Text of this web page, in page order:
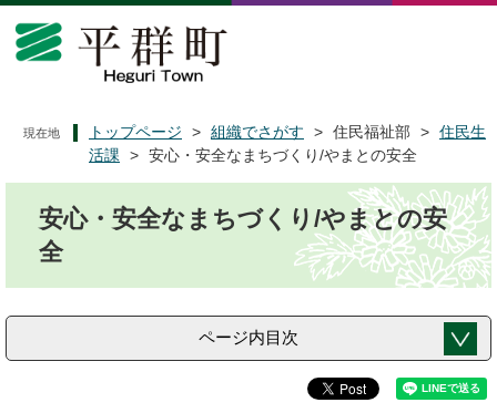
ペ
メ
現在地 トップページ > 組織でさがす > 住民福祉部 > 住民生
活課
> 安心・安全なまちづくり/やまとの安全
安心・安全なまちづくり/やまとの安
全
ページ内目次